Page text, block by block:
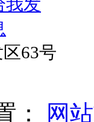
63号
：
网